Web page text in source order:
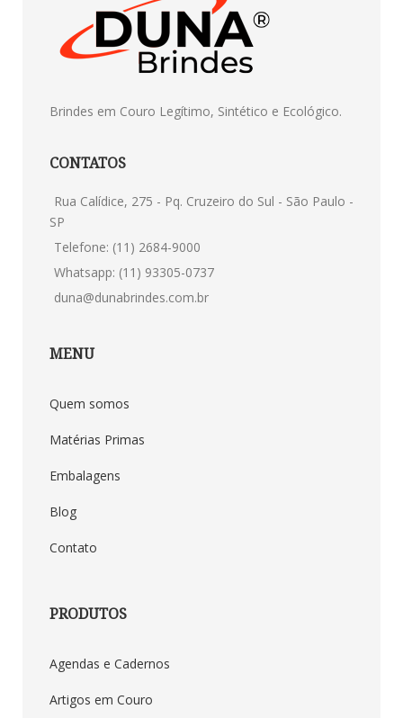
Brindes em Couro Legítimo, Sintético e Ecológico.
CONTATOS
Rua Calídice, 275 - Pq. Cruzeiro do Sul - São Paulo -
SP
Telefone: (11) 2684-9000
Whatsapp: (11) 93305-0737
duna@dunabrindes.com.br
MENU
Quem somos
Matérias Primas
Embalagens
Blog
Contato
PRODUTOS
Agendas e Cadernos
Artigos em Couro